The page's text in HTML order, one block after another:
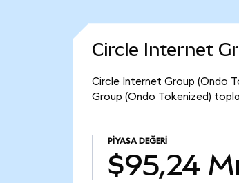
Circle Internet
Circle Internet Group (Ondo
Group (Ondo Tokenized)
PIYASA DEĞERI
$95,24